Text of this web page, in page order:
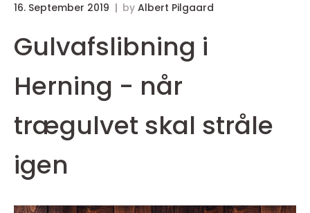
16. September 2019 by Albert Pilgaard
Gulvafslibning i
Herning - når
trægulvet skal stråle
igen